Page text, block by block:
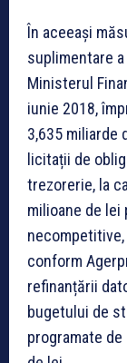
În aceeași
suplimentare
Ministerul
iunie 2018,
3,635 miliarde
licitații de
trezorerie, la
milioane de
conform
refinanțării
bugetului de
programate